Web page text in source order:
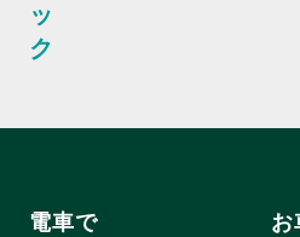
ッ
ク
電車で お